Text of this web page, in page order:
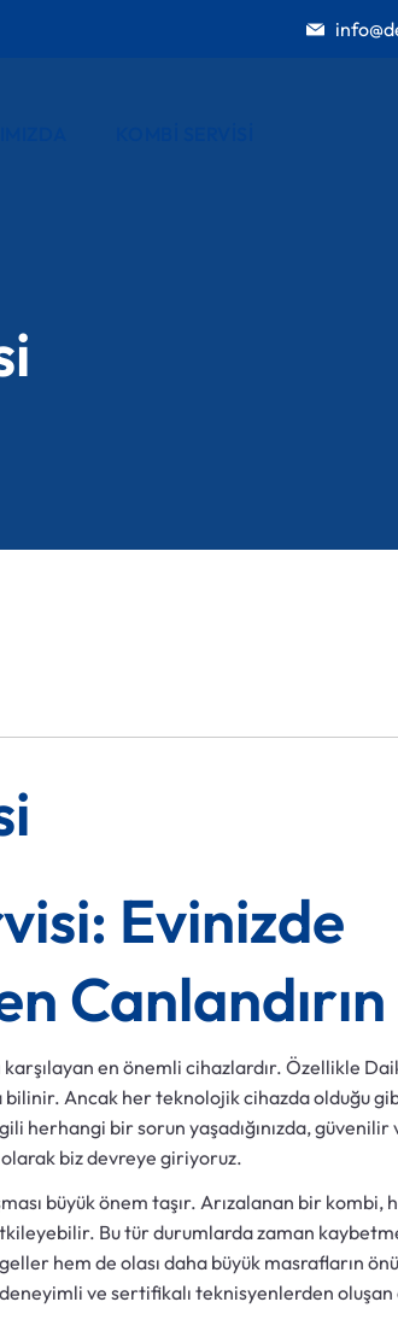
Evinizde
Canlandırın
karşılayan en önemli cihazlardır. Özellikle
Ancak her teknolojik cihazda olduğu
herhangi bir sorun yaşadığınızda, güvenilir
olarak biz devreye giriyoruz.
büyük önem taşır. Arızalanan bir kombi,
Bu tür durumlarda zaman
hem de olası daha büyük masrafların
ve sertifikalı teknisyenlerden